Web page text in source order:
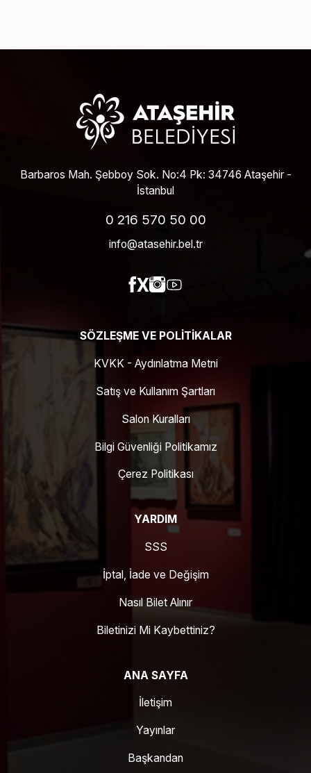
Barbaros Mah. Şebboy Sok. No:4 Pk: 34746 Ataşehir -
İstanbul
0 216 570 50 00
info@atasehir.bel.tr
SÖZLEŞME VE POLITIKALAR
KVKK - Aydınlatma Metni
Satış ve Kullanım Şartları
Salon Kuralları
Bilgi Güvenliği Politikamız
Çerez Politikası
YARDIM
SSS
İptal, İade ve Değişim
Nasıl Bilet Alınır
Biletinizi Mi Kaybettiniz?
ANA SAYFA
İletişim
Yayınlar
Başkandan